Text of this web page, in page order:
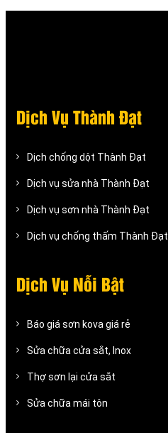
Dịch Vụ Thành Đạt
Dịch chống dột Thành Đạt
Dịch vụ sửa nhà Thành Đạt
Dịch vụ sơn nhà Thành Đạt
Dịch vụ chống thấm Thành Đạt
Dịch Vụ Nỗi Bật
Báo giá sơn kova giá rẻ
Sửa chữa cửa sắt, Inox
Thợ sơn lại cửa sắt
Sửa chữa mái tôn